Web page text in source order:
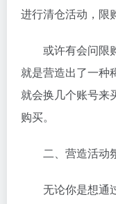
进行清仓活动，限
或许有会问限
就是营造出了一种
就会换几个账号来
购买。
二、营造活动
无论你是想通